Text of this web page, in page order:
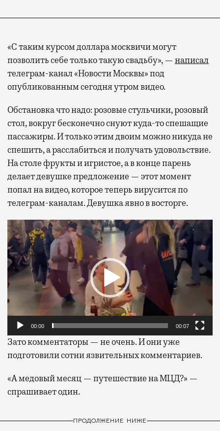
«С таким курсом доллара москвичи могут
позволить себе только такую свадьбу», — написал
телеграм-канал «Новости Москвы» под
опубликованным сегодня утром видео.
Обстановка что надо: розовые стульчики, розовый
стол, вокруг бесконечно снуют куда-то спешащие
пассажиры. И только этим двоим можно никуда не
спешить, а расслабиться и получать удовольствие.
На столе фрукты и игристое, а в конце парень
делает девушке предложение — этот момент
попал на видео, которое теперь вирусится по
телеграм-каналам. Девушка явно в восторге.
Видеоплеер
00:00 00:07
Зато комментаторы — не очень. И они уже
подготовили сотни язвительных комментариев.
«А медовый месяц — путешествие на МЦД?» —
спрашивает один.
ПРОДОЛЖЕНИЕ НИЖЕ